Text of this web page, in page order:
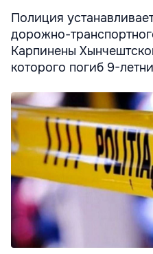
Полиция
дорожно-
Карпинены
которого погиб 9-